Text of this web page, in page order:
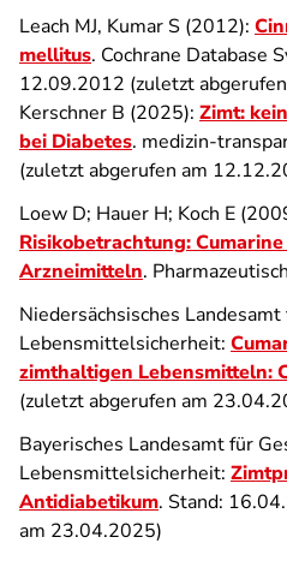
Leach MJ, Kumar S (2012):
mellitus. Cochrane Database
12.09.2012 (zuletzt
Kerschner B (2025): Zimt:
bei Diabetes. medizin-
(zuletzt abgerufen am
Loew D; Hauer H; Koch E
Risikobetrachtung:
Arzneimitteln.
Niedersächsisches
Lebensmittelsicherheit:
zimthaltigen Lebensmitteln:
(zuletzt abgerufen am
Bayerisches Landesamt für
Lebensmittelsicherheit:
Antidiabetikum. Stand:
am 23.04.2025)